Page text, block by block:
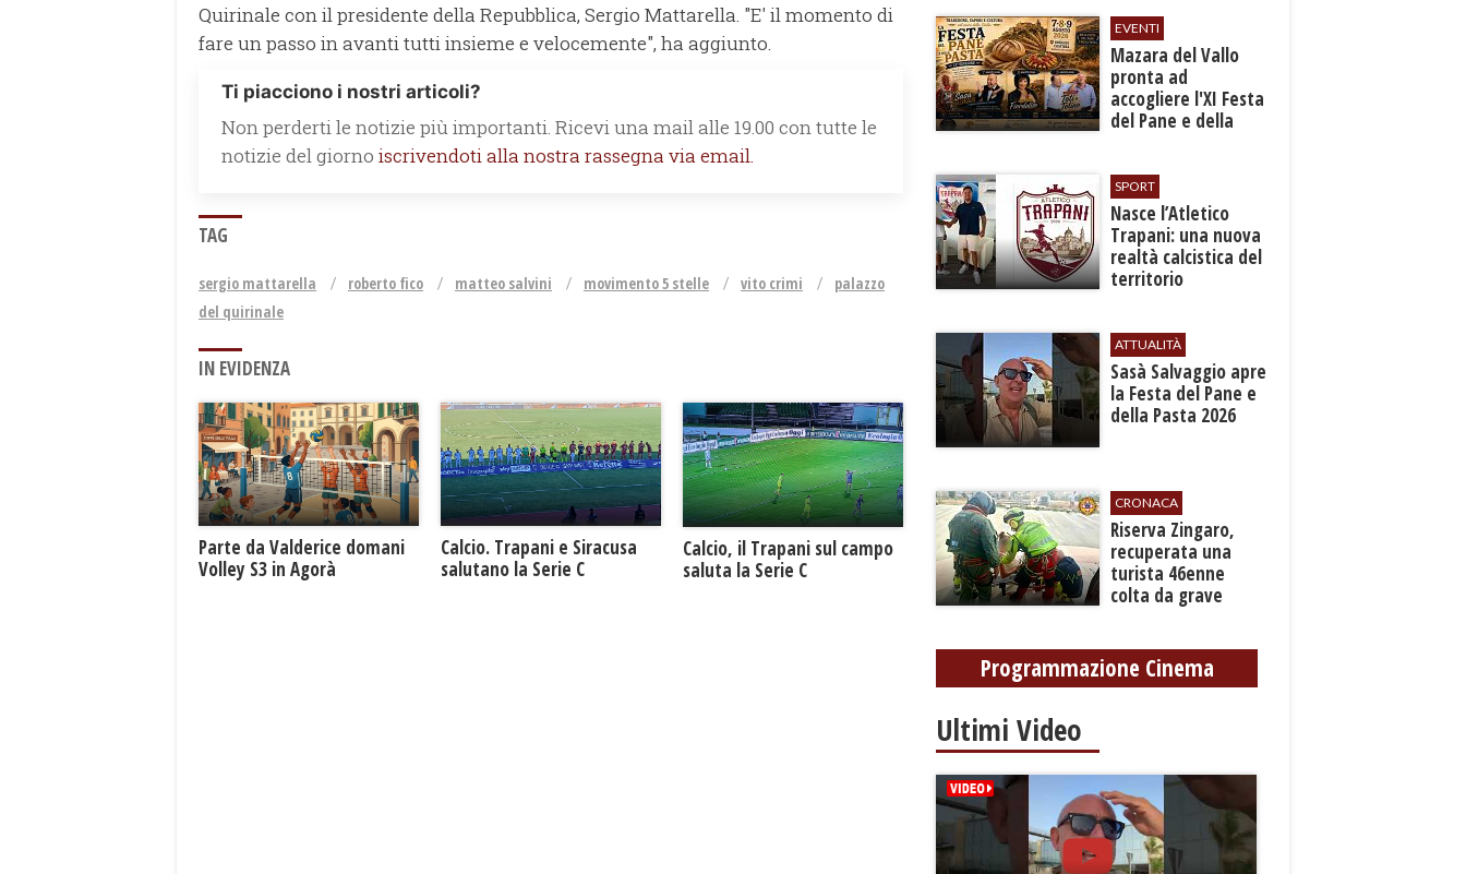
Quirinale con il presidente della Repubblica, Sergio Mattarella. "E' il momento di
fare un passo in avanti tutti insieme e velocemente", ha aggiunto.
Ti piacciono i nostri articoli?
Non perderti le notizie più importanti. Ricevi una mail alle 19.00 con tutte le
notizie del giorno iscrivendoti alla nostra rassegna via email.
TAG
sergio mattarella roberto fico matteo salvini movimento 5 stelle vito crimi
palazzo
del quirinale
IN EVIDENZA
Parte da Valderice domani
Volley S3 in Agorà
Calcio. Trapani e Siracusa
salutano la Serie C
Calcio, il Trapani sul campo
saluta la Serie C
settembre
EVENTI
Mazara del Vallo
pronta ad
accogliere l'XI Festa
del Pane e della
SPORT
Nasce l’Atletico
Trapani: una nuova
realtà calcistica del
territorio
ATTUALITÀ
Sasà Salvaggio apre
la Festa del Pane e
della Pasta 2026
CRONACA
​Riserva Zingaro,
recuperata una
turista 46enne
colta da grave
Programmazione Cinema
Ultimi Video